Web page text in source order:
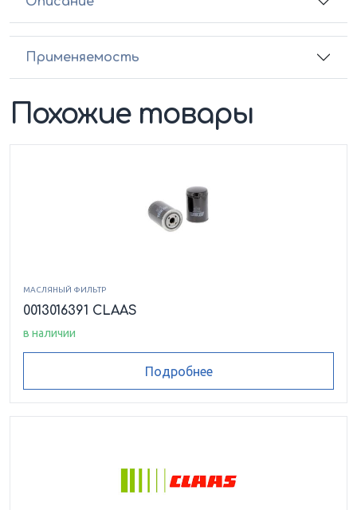
Применяемость
Похожие товары
МАСЛЯНЫЙ ФИЛЬТР
0013016391 CLAAS
в наличии
Подробнее